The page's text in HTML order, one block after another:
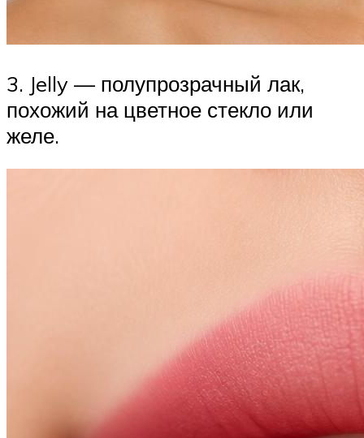
3. Jelly — полупрозрачный лак,
похожий на цветное стекло или
желе.